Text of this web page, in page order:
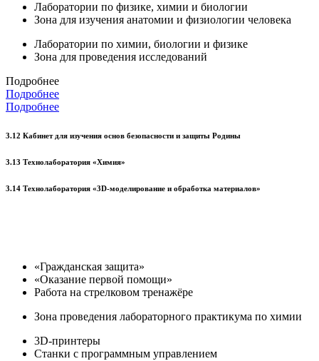
Лаборатории по физике, химии и биологии
Зона для изучения анатомии и физиологии человека
Лаборатории по химии, биологии и физике
Зона для проведения исследований
Подробнее
Подробнее
Подробнее
3.12 Кабинет для изучения основ безопасности и защиты Родины
3.13 Технолаборатория «Химия»
3.14 Технолаборатория «3D-моделирование и обработка материалов»
«Гражданская защита»
«Оказание первой помощи»
Работа на стрелковом тренажёре
Зона проведения лабораторного практикума по химии
3D-принтеры
Станки с программным управлением